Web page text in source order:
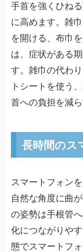
手首を強くひね
に高めます。雑
を開ける、布巾
は、症状がある
す。雑巾の代わ
トシートを使う
首への負担を減
長時間のス
スマートフォン
自然な角度に曲
の姿勢は手根管
化につながりや
態でスマートフ